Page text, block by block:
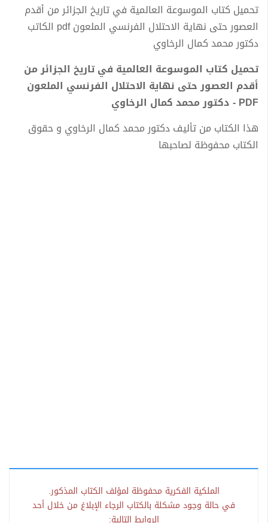
تحميل كتاب الموسوعة العالمية في تاريخ الجزائر من أقدم
العصور حتى نهاية الاحتلال الفرنسي الملعون pdf الكاتب
دكتور محمد كمال الرخاوي
تحميل كتاب الموسوعة العالمية في تاريخ الجزائر من
أقدم العصور حتى نهاية الاحتلال الفرنسي الملعون
PDF - دكتور محمد كمال الرخاوي
هذا الكتاب من تأليف دكتور محمد كمال الرخاوي و حقوق
الكتاب محفوظة لصاحبها
الملكية الفكرية محفوظة لمؤلف الكتاب المذكور.
في حالة وجود مشكلة بالكتاب الرجاء الإبلاغ من خلال أحد